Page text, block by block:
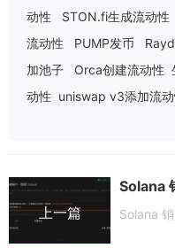
动性
STON.fi生成流动性
流动性
PUMP发币
加池子
Orca创建流动性
动性 uniswap v3添加流
上一篇
Solana
Solana